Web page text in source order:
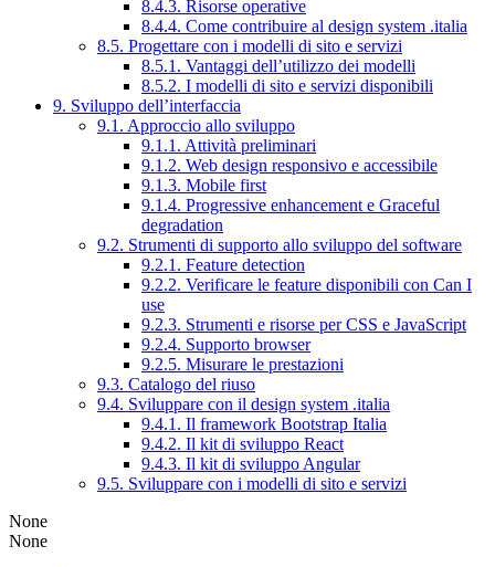
8.4.3. Risorse operative
8.4.4. Come contribuire al design system .italia
8.5. Progettare con i modelli di sito e servizi
8.5.1. Vantaggi dell’utilizzo dei modelli
8.5.2. I modelli di sito e servizi disponibili
9. Sviluppo dell’interfaccia
9.1. Approccio allo sviluppo
9.1.1. Attività preliminari
9.1.2. Web design responsivo e accessibile
9.1.3. Mobile first
9.1.4. Progressive enhancement e Graceful
degradation
9.2. Strumenti di supporto allo sviluppo del software
9.2.1. Feature detection
9.2.2. Verificare le feature disponibili con Can I
use
9.2.3. Strumenti e risorse per CSS e JavaScript
9.2.4. Supporto browser
9.2.5. Misurare le prestazioni
9.3. Catalogo del riuso
9.4. Sviluppare con il design system .italia
9.4.1. Il framework Bootstrap Italia
9.4.2. Il kit di sviluppo React
9.4.3. Il kit di sviluppo Angular
9.5. Sviluppare con i modelli di sito e servizi
None
None